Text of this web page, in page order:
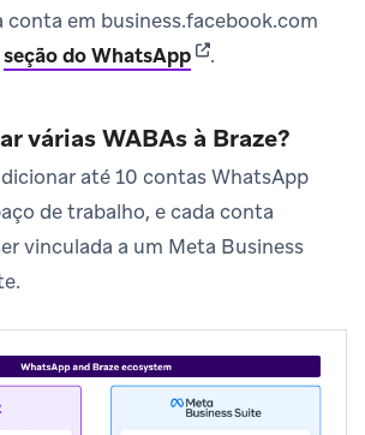
conta em business.facebook.com
seção do WhatsApp(opens in new tab)
.
várias WABAs à Braze?
até 10 contas WhatsApp
de trabalho, e cada conta
vinculada a um Meta Business